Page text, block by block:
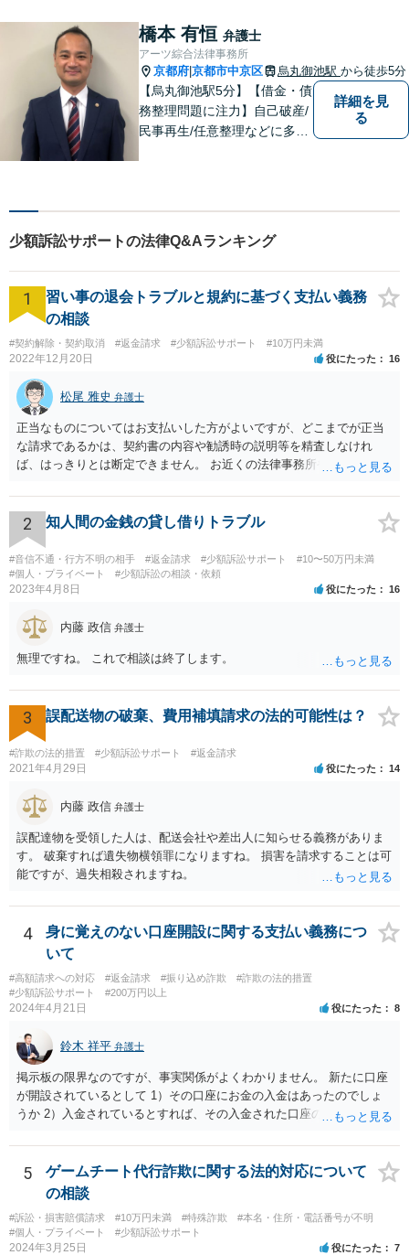
橋本 有恒 弁護士
アーツ綜合法律事務所
京都府 京都市中京区 烏丸御池駅 から徒歩5分
【烏丸御池駅5分】【借金・債
務整理問題に注力】自己破産/
民事再生/任意整理などに多数
トーを胸に、お客様との信頼
関係を大切にした弁護を行い
ます。【初回相談無料】
詳細を見
る
少額訴訟サポートの法律Q&Aランキング
1
習い事の退会トラブルと規約に基づく支払い義務
の相談
#契約解除・契約取消 #返金請求 #少額訴訟サポート #10万円未満
2022年12月20日 役にたった 16
松尾 雅史 弁護士
正当なものについてはお支払いした方がよいですが、どこまでが正当
な請求であるかは、契約書の内容や勧誘時の説明等を精査しなけれ
ば、はっきりとは断定できません。 お近くの法律事務所や、市役所・
費者生活センター(https://www.kokusen.go.jp/map/)も親身に相談に乗
ってくれますので、一度ご利用されることをおすすめします。
2 知人間の金銭の貸し借りトラブル
#音信不通・行方不明の相手 #返金請求 #少額訴訟サポート
#10〜50万円未満
#個人・プライベート
#少額訴訟の相談・依頼
2023年4月8日 役にたった 16
内藤 政信 弁護士
無理ですね。 これで相談は終了します。
3 誤配送物の破棄、費用補填請求の法的可能性は？
#詐欺の法的措置 #少額訴訟サポート #返金請求
2021年4月29日 役にたった 14
内藤 政信 弁護士
誤配達物を受領した人は、配送会社や差出人に知らせる義務がありま
す。 破棄すれば遺失物横領罪になりますね。 損害を請求することは可
能ですが、過失相殺されますね。
4
身に覚えのない口座開設に関する支払い義務につ
いて
#高額請求への対応 #返金請求 #振り込め詐欺
#詐欺の法的措置
#少額訴訟サポート
#200万円以上
2024年4月21日 役にたった 8
鈴木 祥平 弁護士
掲示板の限界なのですが、事実関係がよくわかりません。 新たに口座
が開設されているとして 1）その口座にお金の入金はあったのでしょ
うか 2）入金されているとすれば、その入金された口座の資金は引き
がポイントですよね。口座を悪用する人は、「その口座に入ったお金
を手に入れる」ことが目的ですから、あなたがキャッシュカードを持
っている場合には、キャッシュカードで引き出すことはあなたしかで
きませんから、できるとすれば、ネット上あるいはアプリ上で第三者
に送金することくらいだと思います。あなたの名義の口座であるか
ら、お金の動きくらいは調べることが可能であると思います。 その上
5
ゲームチート代行詐欺に関する法的対応について
の相談
#訴訟・損害賠償請求 #10万円未満 #特殊詐欺
#本名・住所・電話番号が不明
#個人・プライベート
#少額訴訟サポート
2024年3月25日 役にたった 7